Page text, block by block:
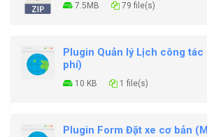
7.5MB 79 file(s)
Plugin Quản lý Lịch công tác
phí)
10 KB 1 file(s)
Plugin Form Đặt xe cơ bản